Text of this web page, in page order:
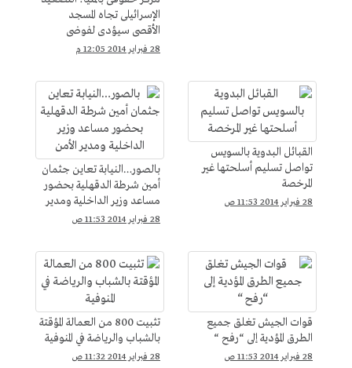
الإسرائيلى تجاه المسجد
الأقصى سيؤدى لفوضى
بالشرق الأوسط
28 فبراير 2014 12:05 م
القبائل البدوية بالسويس
تواصل تسليم أسلحتها غير
المرخصة
28 فبراير 2014 11:53 ص
بالصور…النيابة تعاين جثمان
أمين شرطة الدقهلية بحضور
مساعد وزير الداخلية ومدير
الأمن
28 فبراير 2014 11:53 ص
قوات الجيش تغلق جميع
الطرق المؤدية إلى “رفح “
28 فبراير 2014 11:53 ص
تثبيت 800 من العمالة المؤقتة
بالشباب والرياضة في المنوفية
28 فبراير 2014 11:32 ص